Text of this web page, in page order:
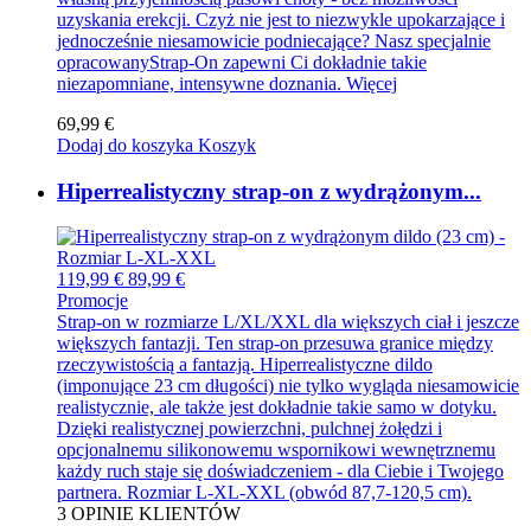
uzyskania erekcji. Czyż nie jest to niezwykle upokarzające i
jednocześnie niesamowicie podniecające? Nasz specjalnie
opracowanyStrap-On zapewni Ci dokładnie takie
niezapomniane, intensywne doznania. Więcej
69,99 €
Dodaj do koszyka Koszyk
Hiperrealistyczny strap-on z wydrążonym...
119,99 € 89,99 €
Promocje
Strap-on w rozmiarze L/XL/XXL dla większych ciał i jeszcze
większych fantazji. Ten strap-on przesuwa granice między
rzeczywistością a fantazją. Hiperrealistyczne dildo
(imponujące 23 cm długości) nie tylko wygląda niesamowicie
realistycznie, ale także jest dokładnie takie samo w dotyku.
Dzięki realistycznej powierzchni, pulchnej żołędzi i
opcjonalnemu silikonowemu wspornikowi wewnętrznemu
każdy ruch staje się doświadczeniem - dla Ciebie i Twojego
partnera. Rozmiar L-XL-XXL (obwód 87,7-120,5 cm).
3 OPINIE KLIENTÓW